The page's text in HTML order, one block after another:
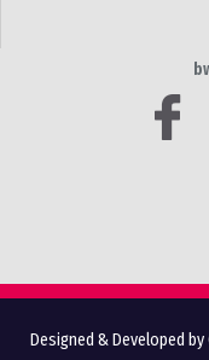
Designed & Developed by